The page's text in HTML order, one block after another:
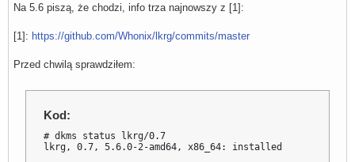
Na 5.6 piszą, że chodzi, info trza najnowszy z [1]:
[1]: https://github.com/Whonix/lkrg/commits/master
Przed chwilą sprawdziłem:
Kod:
# dkms status lkrg/0.7
lkrg, 0.7, 5.6.0-2-amd64, x86_64: installed